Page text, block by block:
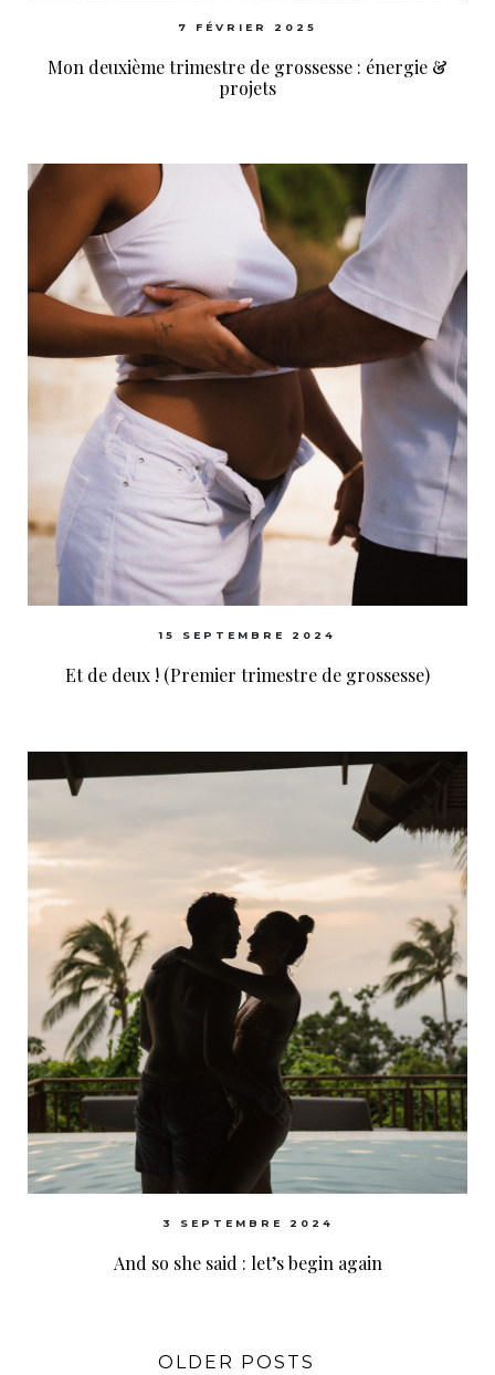
7 FÉVRIER 2025
Mon deuxième trimestre de grossesse : énergie &
projets
15 SEPTEMBRE 2024
Et de deux ! (Premier trimestre de grossesse)
3 SEPTEMBRE 2024
And so she said : let’s begin again
OLDER POSTS